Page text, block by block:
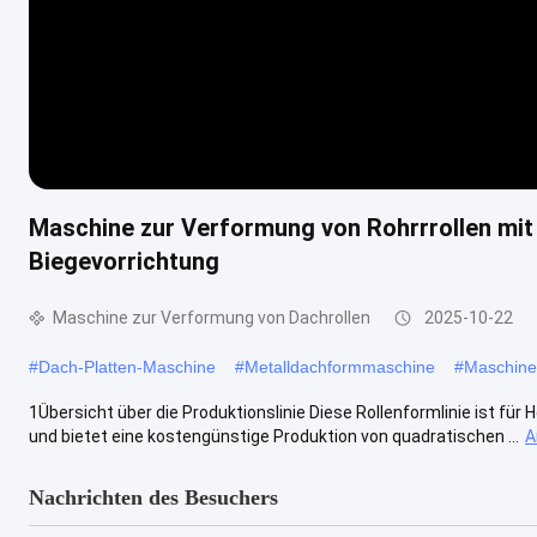
Maschine zur Verformung von Rohrrrollen
Biegevorrichtung
Maschine zur Verformung von Dachrollen 2025-10-22
#Dach-Platten-Maschine #Metalldachformmaschine #
1Übersicht über die Produktionslinie Diese Rollenformlinie ist für
und bietet eine kostengünstige Produktion von quadratischen ...
Nachrichten des Besuchers